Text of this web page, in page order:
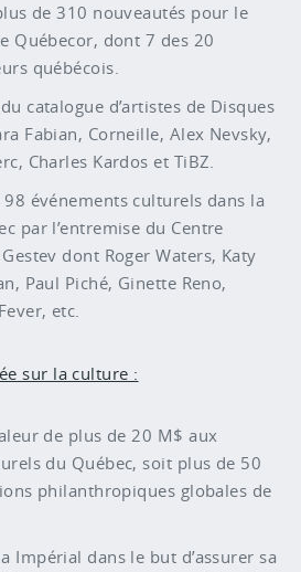
de 310 nouveautés pour le
Québecor, dont 7 des 20
québécois.
catalogue d’artistes de Disques
Fabian, Corneille, Alex Nevsky,
Charles Kardos et TiBZ.
événements culturels dans la
par l’entremise du Centre
dont Roger Waters, Katy
Paul Piché, Ginette Reno,
etc.
sur la culture :
de plus de 20 M$ aux
du Québec, soit plus de 50
philanthropiques globales de
Impérial dans le but d’assurer sa